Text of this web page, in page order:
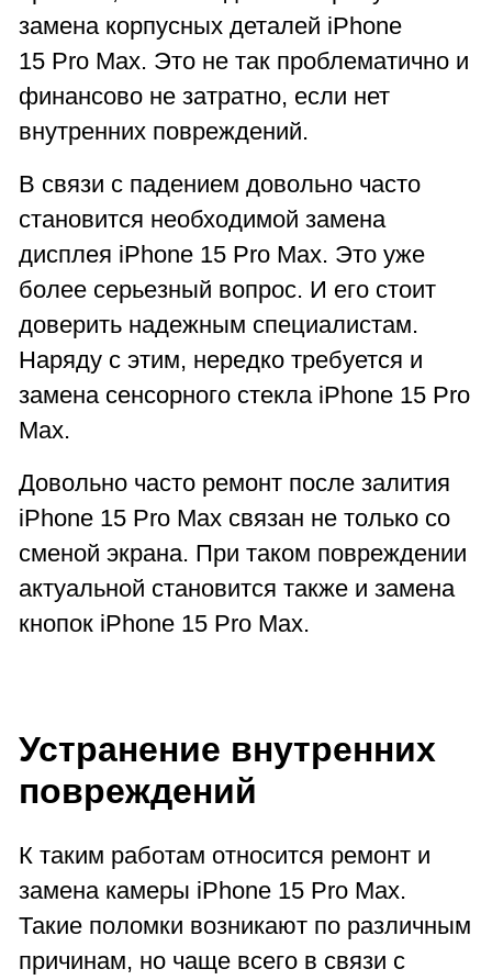
замена корпусных деталей iPhone
15 Pro Max. Это не так проблематично и
финансово не затратно, если нет
внутренних повреждений.
В связи с падением довольно часто
становится необходимой замена
дисплея iPhone 15 Pro Max. Это уже
более серьезный вопрос. И его стоит
доверить надежным специалистам.
Наряду с этим, нередко требуется и
замена сенсорного стекла iPhone 15 Pro
Max.
Довольно часто ремонт после залития
iPhone 15 Pro Max связан не только со
сменой экрана. При таком повреждении
актуальной становится также и замена
кнопок iPhone 15 Pro Max.
Устранение внутренних
повреждений
К таким работам относится ремонт и
замена камеры iPhone 15 Pro Max.
Такие поломки возникают по различным
причинам, но чаще всего в связи с